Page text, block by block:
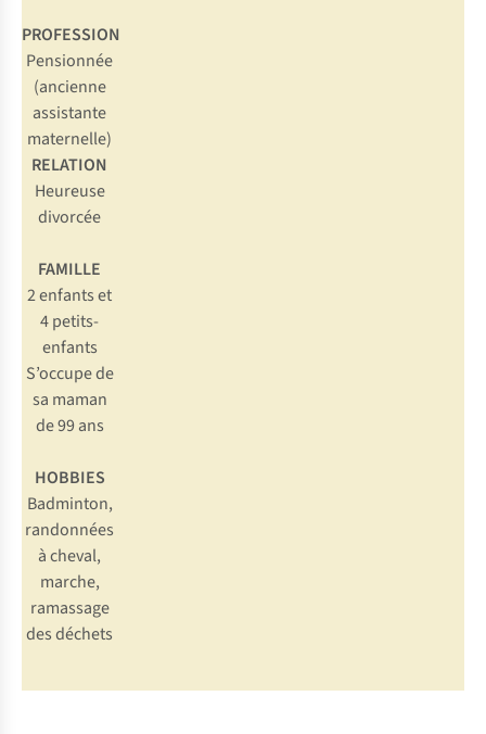
PROFESSION
Pensionnée
(ancienne
assistante
maternelle)
RELATION
Heureuse
divorcée
FAMILLE
2 enfants et
4 petits-
enfants
S’occupe de
sa maman
de 99 ans
HOBBIES
Badminton,
randonnées
à cheval,
marche,
ramassage
des déchets